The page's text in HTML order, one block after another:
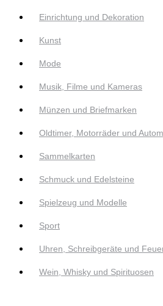
Einrichtung und Dekoration
Kunst
Mode
Musik, Filme und Kameras
Münzen und Briefmarken
Oldtimer, Motorräder und
Sammelkarten
Schmuck und Edelsteine
Spielzeug und Modelle
Sport
Uhren, Schreibgeräte und
Wein, Whisky und Spirituosen